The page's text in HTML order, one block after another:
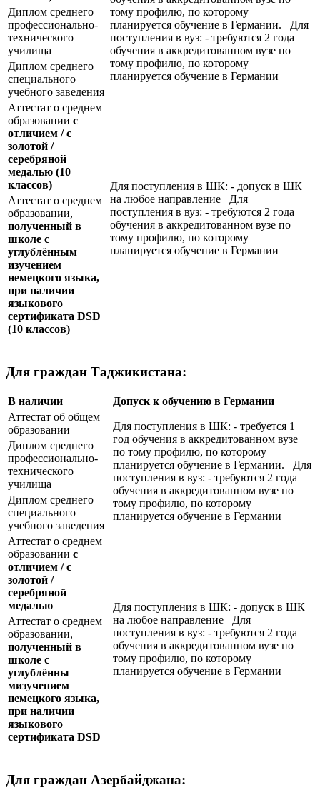
тому профилю, по которому
планируется обучение в Германии. Для
поступления в вуз: - требуются 2 года
обучения в аккредитованном вузе по
тому профилю, по которому
планируется обучение в Германии
Диплом среднего
профессионально-
технического
училища
Диплом среднего
специального
учебного заведения
Аттестат о среднем
образовании с
отличием / с
золотой /
серебряной
медалью (10
классов)
Для поступления в ШК: - допуск в ШК
на любое направление Для
поступления в вуз: - требуются 2 года
обучения в аккредитованном вузе по
тому профилю, по которому
планируется обучение в Германии
Аттестат о среднем
образовании,
полученный в
школе с
углублённым
изучением
немецкого языка,
при наличии
языкового
сертификата DSD
(10 классов)
Для граждан Таджикистана:
В наличии
Допуск к обучению в Германии
Аттестат об общем
образовании
Для поступления в ШК: - требуется 1
год обучения в аккредитованном вузе
по тому профилю, по которому
планируется обучение в Германии. Для
поступления в вуз: - требуются 2 года
обучения в аккредитованном вузе по
тому профилю, по которому
планируется обучение в Германии
Диплом среднего
профессионально-
технического
училища
Диплом среднего
специального
учебного заведения
Аттестат о среднем
образовании с
отличием / с
золотой /
серебряной
медалью
Для поступления в ШК: - допуск в ШК
на любое направление Для
поступления в вуз: - требуются 2 года
обучения в аккредитованном вузе по
тому профилю, по которому
планируется обучение в Германии
Аттестат о среднем
образовании,
полученный в
школе с
углублённы
мизучением
немецкого языка,
при наличии
языкового
сертификата DSD
Для граждан Азербайджана: